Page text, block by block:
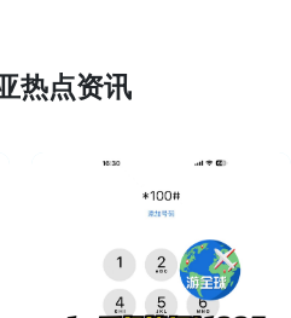
热点资讯